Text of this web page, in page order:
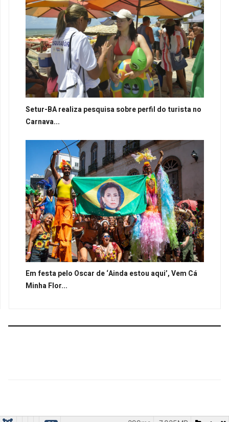
Setur-BA realiza pesquisa sobre perfil do turista no
Carnava...
Em festa pelo Oscar de ‘Ainda estou aqui’, Vem Cá
Minha Flor...